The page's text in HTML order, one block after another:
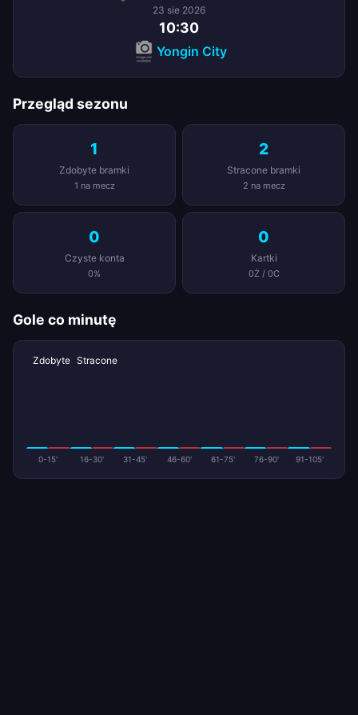
23 sie 2026
10:30
Yongin City
Przegląd sezonu
1
Zdobyte bramki
1 na mecz
2
Stracone bramki
2 na mecz
0
Czyste konta
0%
0
Kartki
0Ż / 0C
Gole co minutę
Zdobyte Stracone
0-15' 16-30' 31-45' 46-60' 61-75' 76-90' 91-105'